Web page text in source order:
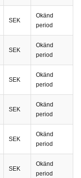
SEK
Okänd
period
SEK
Okänd
period
SEK
Okänd
period
SEK
Okänd
period
SEK
Okänd
period
SEK
Okänd
period